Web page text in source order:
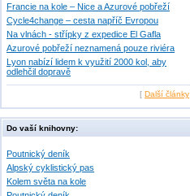
Francie na kole – Nice a Azurové pobřeží
Cycle4change – cesta napříč Evropou
Na vlnách - střípky z expedice El Gafla
Azurové pobřeží neznamená pouze riviéra
Lyon nabízí lidem k využití 2000 kol, aby
odlehčil dopravě
[ Další články
Do vaší knihovny:
Poutnický deník
Alpský cyklistický pas
Kolem světa na kole